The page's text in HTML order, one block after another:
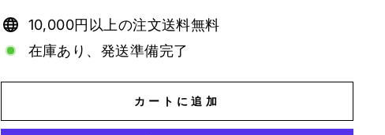
10,000円以上の注文送料無料
在庫あり、発送準備完了
カートに追加